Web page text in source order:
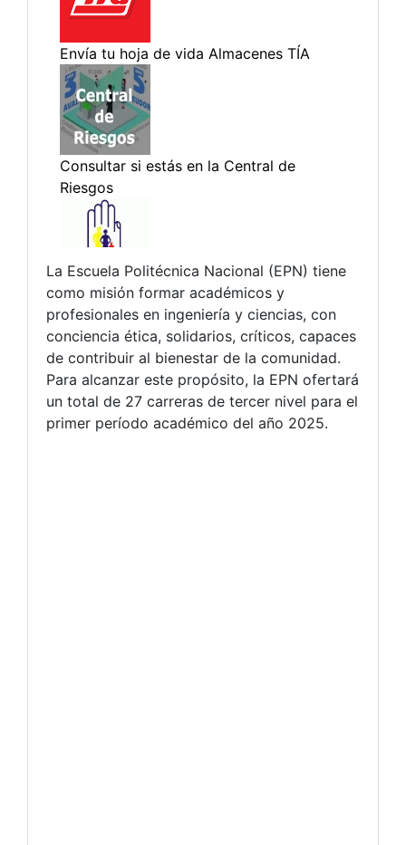
La Escuela Politécnica Nacional (EPN) tiene
como misión formar académicos y
profesionales en ingeniería y ciencias, con
conciencia ética, solidarios, críticos, capaces
de contribuir al bienestar de la comunidad.
Para alcanzar este propósito, la EPN ofertará
un total de 27 carreras de tercer nivel para el
primer período académico del año 2025.